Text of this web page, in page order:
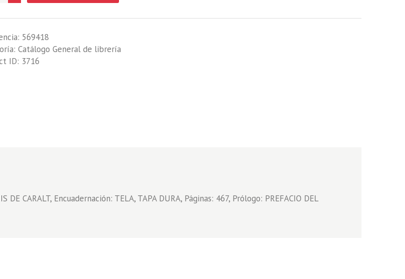
569418
Catálogo General de librería
ID: 3716
CARALT, Encuadernación: TELA, TAPA DURA, Páginas: 467, Prólogo: PREFACIO DEL